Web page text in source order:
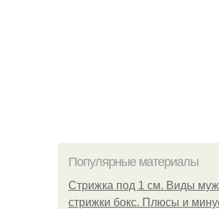
Популярные материалы
Стрижка под 1 см. Виды
стрижки бокс. Плюсы и